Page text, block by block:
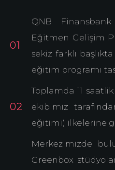
Neler
QNB
Eğitmen Gelişim
sekiz farklı
eğitim programı
Toplamda 11
ekibimiz
eğitimi) ilkelerine
Merkezimizde
Greenbox